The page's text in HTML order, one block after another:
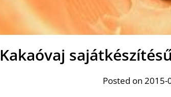
Kakaóvaj
Posted on 2015-